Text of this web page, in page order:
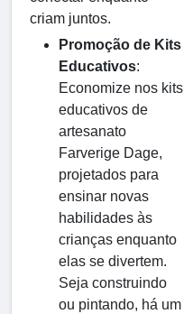
criam juntos.
Promoção de Kits
Educativos:
Economize nos kits
educativos de
artesanato
Farverige Dage,
projetados para
ensinar novas
habilidades às
crianças enquanto
elas se divertem.
Seja construindo
ou pintando, há um